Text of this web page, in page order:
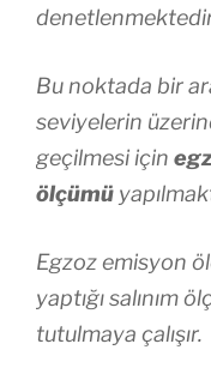
Bu noktada bir
seviyelerin
geçilmesi için
ölçümü
Egzoz emisyon
yaptığı salınım
tutulmaya çalışır.